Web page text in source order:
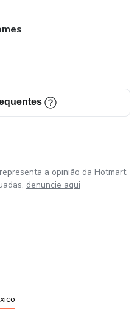
a opinião da Hotmart.
denuncie aqui